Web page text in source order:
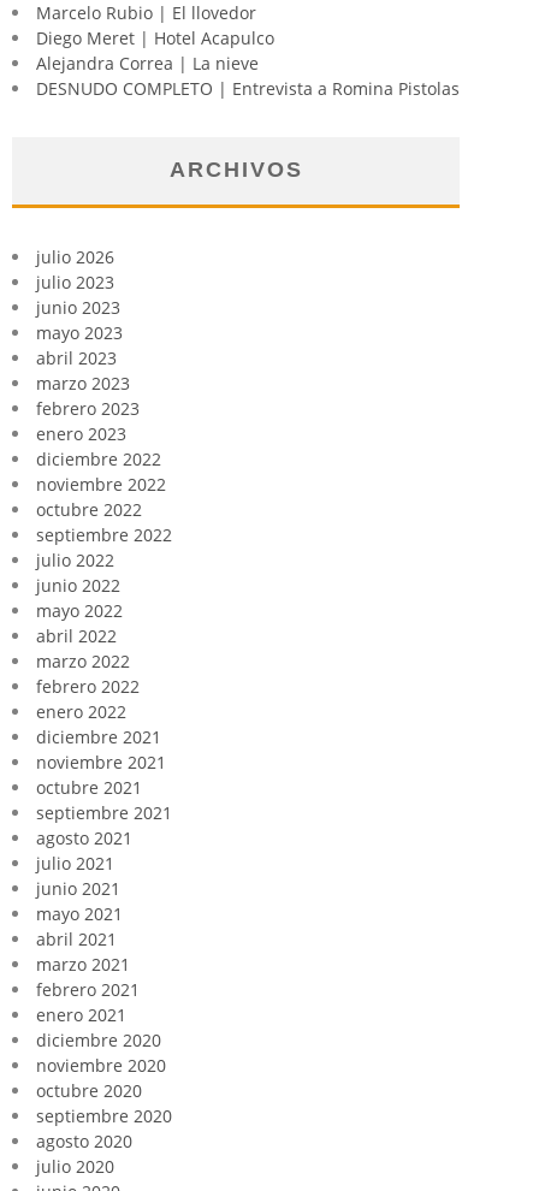
Marcelo Rubio | El llovedor
Diego Meret | Hotel Acapulco
Alejandra Correa | La nieve
DESNUDO COMPLETO | Entrevista a Romina Pistolas
ARCHIVOS
julio 2026
julio 2023
junio 2023
mayo 2023
abril 2023
marzo 2023
febrero 2023
enero 2023
diciembre 2022
noviembre 2022
octubre 2022
septiembre 2022
julio 2022
junio 2022
mayo 2022
abril 2022
marzo 2022
febrero 2022
enero 2022
diciembre 2021
noviembre 2021
octubre 2021
septiembre 2021
agosto 2021
julio 2021
junio 2021
mayo 2021
abril 2021
marzo 2021
febrero 2021
enero 2021
diciembre 2020
noviembre 2020
octubre 2020
septiembre 2020
agosto 2020
julio 2020